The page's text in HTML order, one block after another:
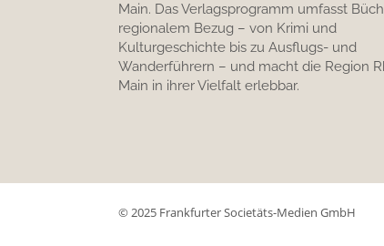
Main. Das Verlagsprogramm umfasst
regionalem Bezug – von Krimi und
Kulturgeschichte bis zu Ausflugs- und
Wanderführern – und macht die Region
Main in ihrer Vielfalt erlebbar.
© 2025 Frankfurter Societäts-Medien GmbH